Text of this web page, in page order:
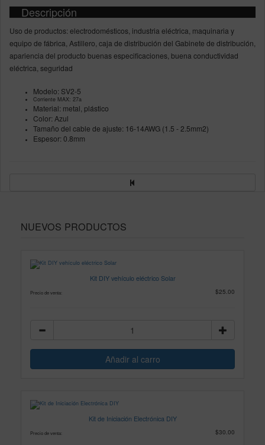
Descripción
Uso de productos: electrodomésticos, industria eléctrica, maquinaria y
equipo de fábrica, Astillero, caja de distribución del Gabinete de distribución,
apariencia del producto buenas especificaciones, buena conductividad
eléctrica, seguridad
Modelo: SV2-5
Corriente MAX: 27a
Material: metal, plástico
Color: Azul
Tamaño del cable de ajuste: 16-14AWG (1.5 - 2.5mm2)
Espesor: 0.8mm
NUEVOS PRODUCTOS
Kit DIY vehículo eléctrico Solar
Precio de venta: $25.00
Kit de Iniciación Electrónica DIY
Precio de venta: $30.00